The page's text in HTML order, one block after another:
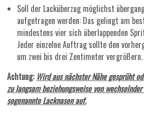
Soll der Lacküberzug möglichst
aufgetragen werden: Das gelingt am
mindestens vier sich überlappenden
Jeder einzelne Auftrag sollte den
um zwei bis drei Zentimeter vergrößern.
Achtung: Wird aus nächster Nähe gesprüht
zu langsam beziehungsweise von
sogenannte Lacknasen auf.